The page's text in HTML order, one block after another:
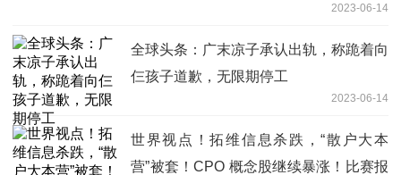
2023-06-14
全球头条：广末凉子承认出轨，称跪着向
仨孩子道歉，无限期停工
2023-06-14
世界视点！拓维信息杀跌，“散户大本
营”被套！CPO 概念股继续暴涨！比赛报